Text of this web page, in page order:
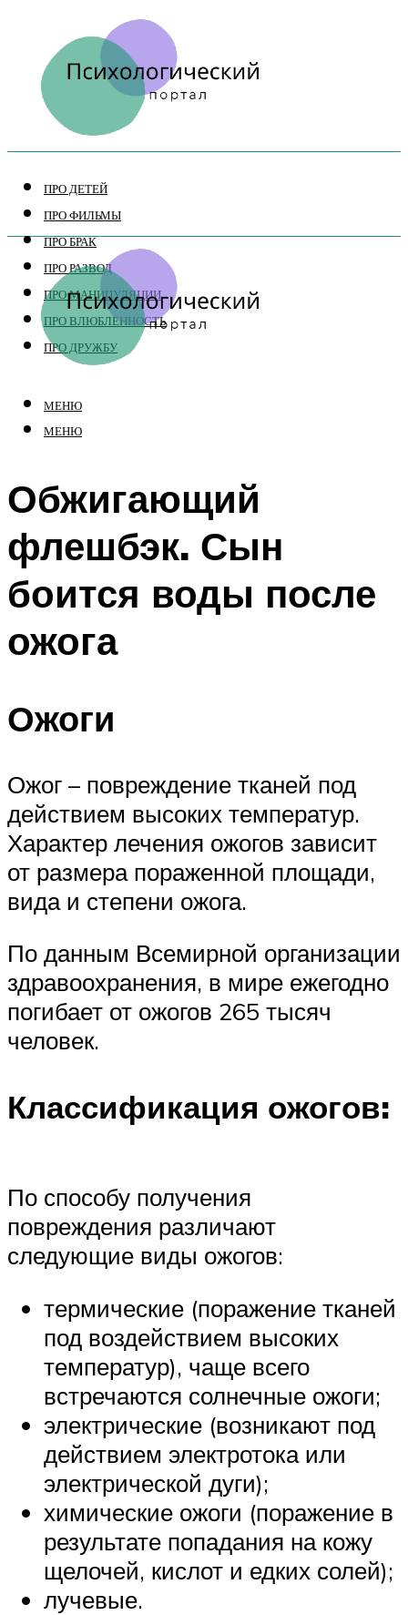
ПРО ДЕТЕЙ
ПРО ФИЛЬМЫ
ПРО БРАК
ПРО РАЗВОД
ПРО МАНИПУЛЯЦИИ
ПРО ВЛЮБЛЕННОСТЬ
ПРО ДРУЖБУ
МЕНЮ
МЕНЮ
Обжигающий
флешбэк. Сын
боится воды после
ожога
Ожоги
Ожог – повреждение тканей под
действием высоких температур.
Характер лечения ожогов зависит
от размера пораженной площади,
вида и степени ожога.
По данным Всемирной организации
здравоохранения, в мире ежегодно
погибает от ожогов 265 тысяч
человек.
Классификация ожогов:
По способу получения
повреждения различают
следующие виды ожогов:
термические (поражение тканей
под воздействием высоких
температур), чаще всего
встречаются солнечные ожоги;
электрические (возникают под
действием электротока или
электрической дуги);
химические ожоги (поражение в
результате попадания на кожу
щелочей, кислот и едких солей);
лучевые.